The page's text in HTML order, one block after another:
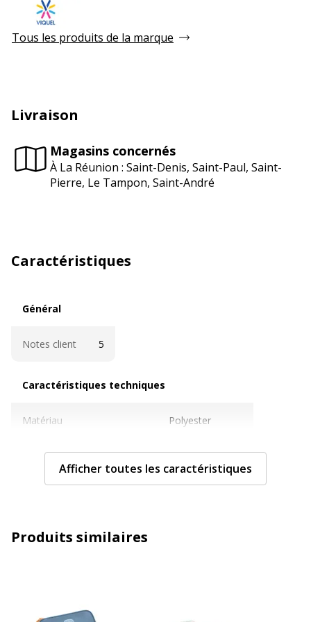
Tous les produits de la marque
Livraison
Magasins concernés
À La Réunion : Saint-Denis, Saint-Paul, Saint-
Pierre, Le Tampon, Saint-André
Caractéristiques
Général
Notes client 5
Caractéristiques techniques
Matériau Polyester
Quantité de compartiments 3
Afficher toutes les caractéristiques
Produits similaires